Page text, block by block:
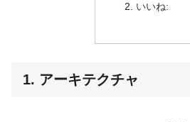
いいね:
1. アーキテクチャ